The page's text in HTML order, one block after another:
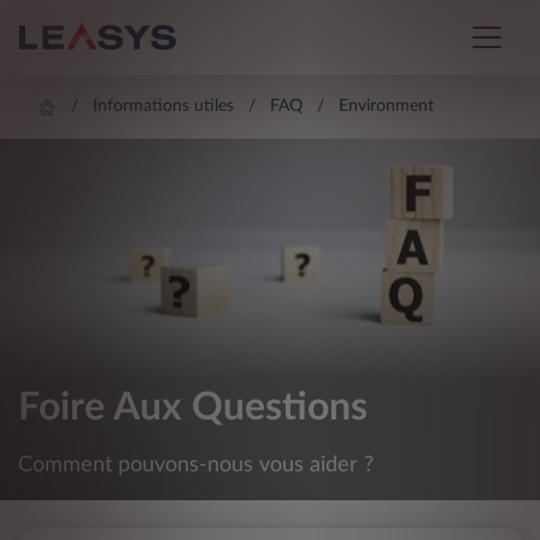
Informations utiles FAQ Environment
Foire Aux Questions
Comment pouvons-nous vous aider ?